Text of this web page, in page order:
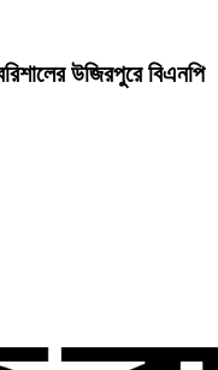
উজিরপুরে বিএনপি